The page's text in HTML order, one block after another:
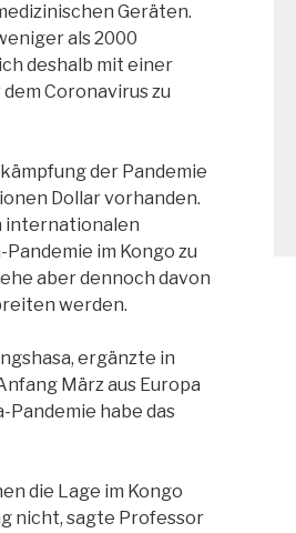
Geräten.
als 2000
deshalb mit einer
Coronavirus zu
der Pandemie
Dollar vorhanden.
internationalen
im Kongo zu
aber dennoch davon
werden.
ergänzte in
März aus Europa
Pandemie habe das
die Lage im Kongo
nicht, sagte Professor